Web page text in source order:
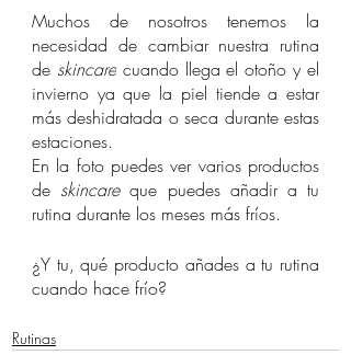
Muchos de nosotros tenemos la
necesidad de cambiar nuestra rutina
de skincare cuando llega el otoño y el
invierno ya que la piel tiende a estar
más deshidratada o seca durante estas
estaciones.
En la foto puedes ver varios productos
de skincare que puedes añadir a tu
rutina durante los meses más fríos.
¿Y tu, qué producto añades a tu rutina
cuando hace frío?
Rutinas